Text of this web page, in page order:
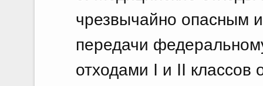
чрезвычайно опасным
передачи
отходами I и II классов